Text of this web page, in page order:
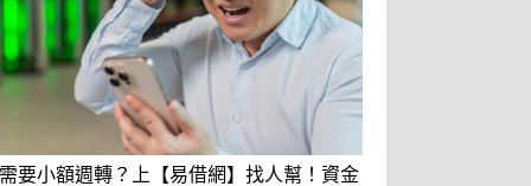
要小額週轉？上【易借網】找人幫！資金